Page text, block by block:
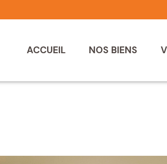
ACCUEIL NOS BIENS